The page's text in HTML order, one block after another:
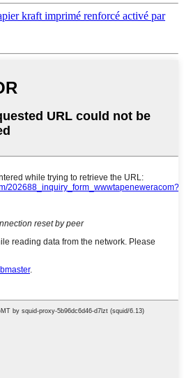
kraft imprimé renforcé activé par